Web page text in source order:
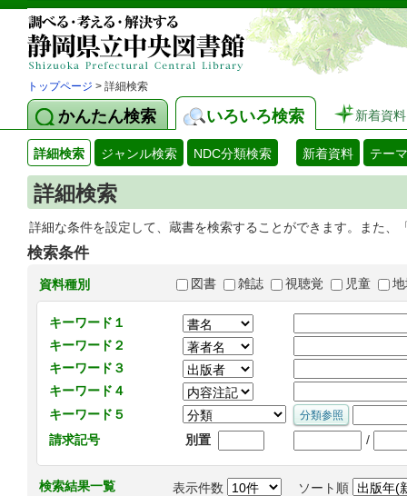
トップページ > 詳細検索
かんたん検索 いろいろ検索 新着資料
詳細検索 ジャンル検索 NDC分類検索 新着資料 テー
詳細検索
詳細な条件を設定して、蔵書を検索することができます。また
検索条件
資料種別 図書 雑誌 視聴覚 児童
キーワード１
キーワード２
キーワード３
キーワード４
キーワード５
請求記号
別置 /
検索結果一覧 表示件数 ソート順